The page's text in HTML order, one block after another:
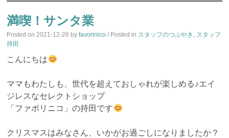
TO
CONTENT
満喫！サンタ業
Posted on2021-12-26 byfavorinico / Posted in スタッフのつぶやき , スタッフ
持田
こんにちは
ママもわたしも、世代を超えておしゃれが楽しめる♪エイ
ジレスなセレクトショップ
「ファボリニコ」の持田です
クリスマスはみなさん、いかがお過ごしになりましたか？